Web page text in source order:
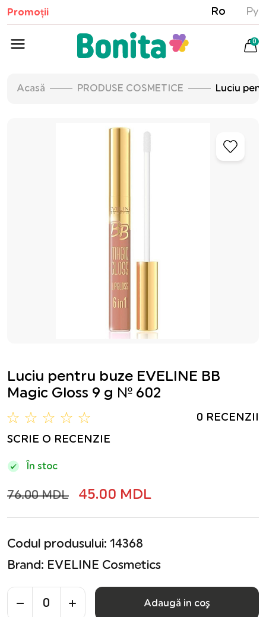
Promoții Ro Ру
0
Acasă PRODUSE COSMETICE Luciu
Luciu pentru buze EVELINE BB
Magic Gloss 9 g № 602
0 RECENZII
SCRIE O RECENZIE
În stoc
76.00 MDL 45.00 MDL
Codul produsului: 14368
Brand: EVELINE Cosmetics
Adaugă in coş